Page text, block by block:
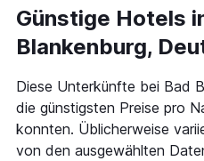
Günstige Hotels
Blankenburg,
Diese Unterkünfte bei Bad
die günstigsten Preise pro
konnten. Üblicherweise
von den ausgewählten